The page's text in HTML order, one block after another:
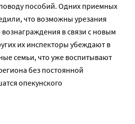
пособий. Одних приемных
что возможны урезания
в связи с новым
их инспекторы убеждают в
семьи, что уже воспитывают
без постоянной
опекунского